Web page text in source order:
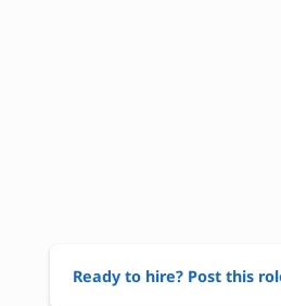
Ready to hire? Post this